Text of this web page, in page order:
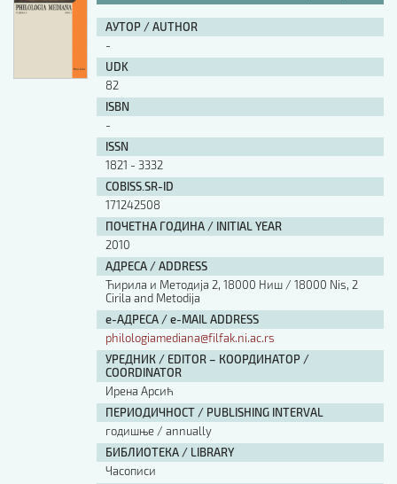
АУТОР / AUTHOR
-
UDK
82
ISBN
-
ISSN
1821 - 3332
COBISS.SR-ID
171242508
ПОЧЕТНА ГОДИНА / INITIAL YEAR
2010
АДРЕСА / ADDRESS
Ћирила и Методија 2, 18000 Ниш / 18000 Nis, 2
Cirila and Metodija
е-АДРЕСА / e-MAIL ADDRESS
philologiamediana@filfak.ni.ac.rs
УРЕДНИК / EDITOR – КООРДИНАТОР /
COORDINATOR
Ирена Арсић
ПЕРИОДИЧНОСТ / PUBLISHING INTERVAL
годишње / annually
БИБЛИОТЕКА / LIBRARY
Часописи